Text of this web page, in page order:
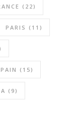
(22)
PARIS (11)
(15)
(9)